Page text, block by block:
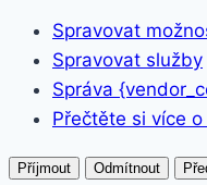
Spravovat
Spravovat služby
Správa
Přečtěte si více
Příjmout Odmítnout